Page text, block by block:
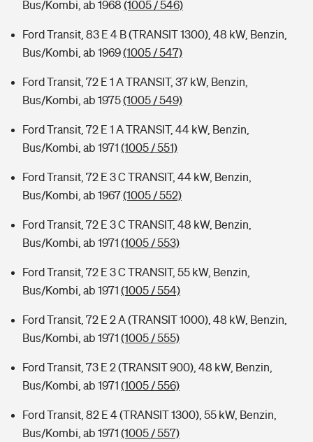
Bus/Kombi, ab 1968 (1005 / 546)
Ford Transit, 83 E 4 B (TRANSIT 1300), 48 kW, Benzin,
Bus/Kombi, ab 1969(1005 / 547)
Ford Transit, 72 E 1 A TRANSIT, 37 kW, Benzin,
Bus/Kombi, ab 1975(1005 / 549)
Ford Transit, 72 E 1 A TRANSIT, 44 kW, Benzin,
Bus/Kombi, ab 1971 (1005 / 551)
Ford Transit, 72 E 3 C TRANSIT, 44 kW, Benzin,
Bus/Kombi, ab 1967(1005 / 552)
Ford Transit, 72 E 3 C TRANSIT, 48 kW, Benzin,
Bus/Kombi, ab 1971 (1005 / 553)
Ford Transit, 72 E 3 C TRANSIT, 55 kW, Benzin,
Bus/Kombi, ab 1971 (1005 / 554)
Ford Transit, 72 E 2 A (TRANSIT 1000), 48 kW, Benzin,
Bus/Kombi, ab 1971 (1005 / 555)
Ford Transit, 73 E 2 (TRANSIT 900), 48 kW, Benzin,
Bus/Kombi, ab 1971 (1005 / 556)
Ford Transit, 82 E 4 (TRANSIT 1300), 55 kW, Benzin,
Bus/Kombi, ab 1971 (1005 / 557)